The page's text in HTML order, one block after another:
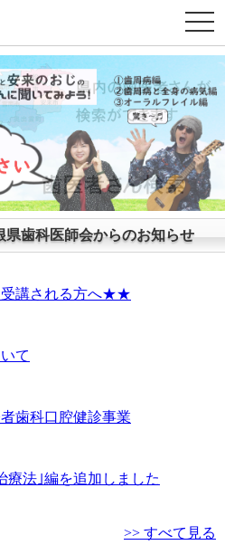
歯科医師会からのお知らせ
講される方へ★★
て
歯科口腔健診事業
療法｣編を追加しました
>> すべて見る